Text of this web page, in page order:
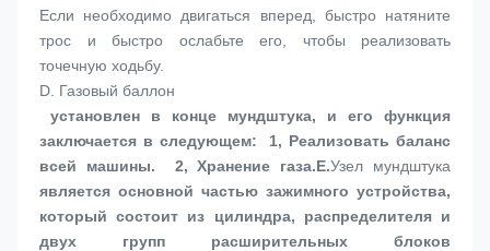
Если необходимо двигаться вперед, быстро натяните
трос и быстро ослабьте его, чтобы реализовать
точечную ходьбу.
D. Газовый баллон
заключается в следующем:  1, Реализовать баланс
всей машины.  2, Хранение газа.E.Узел мундштука
является основной частью зажимного устройства,
который состоит из цилиндра, распределителя и
двух групп расширительных блоков